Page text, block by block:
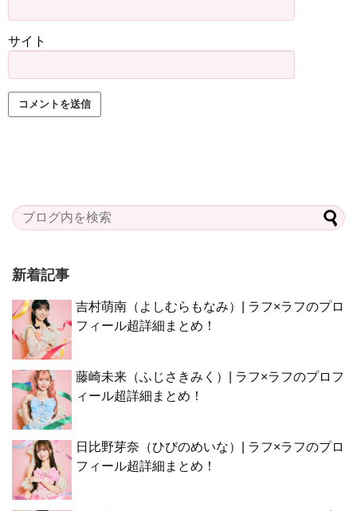
サイト
新着記事
吉村萌南（よしむらもなみ）| ラフ×ラフのプロ
フィール超詳細まとめ！
藤崎未来（ふじさきみく）| ラフ×ラフのプロフ
ィール超詳細まとめ！
日比野芽奈（ひびのめいな）| ラフ×ラフのプロ
フィール超詳細まとめ！